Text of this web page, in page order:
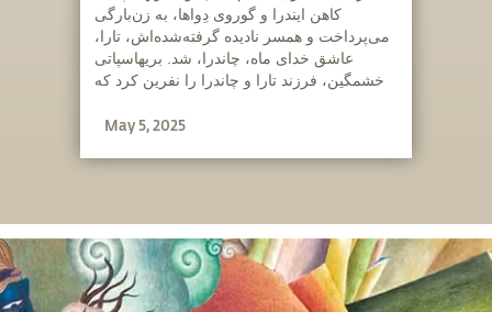
کاهن ایندرا و گوروی دِواها، به زن‌بارگی
می‌پرداخت و همسر نادیده‌ گرفته‌شده‌اش، تارا،
عاشق خدای ماه، چاندرا، شد. بریهاسپاتی
خشمگین، فرزند تارا و چاندرا را نفرین کرد که
عطارد است، متولد شد.
May 5, 2025